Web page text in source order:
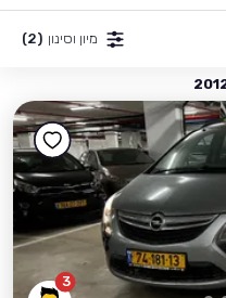
מיון וסינון (2)
3